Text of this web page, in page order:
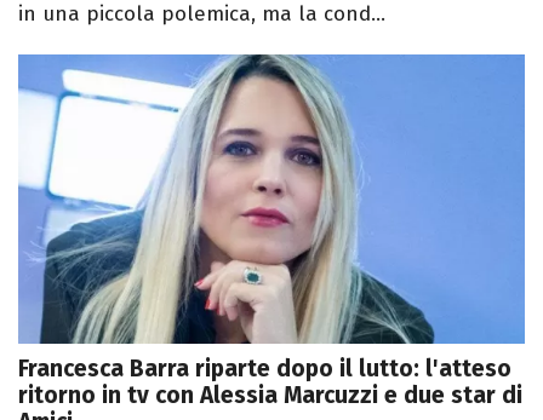
in una piccola polemica, ma la cond...
Francesca Barra riparte dopo il lutto: l'atteso
ritorno in tv con Alessia Marcuzzi e due star di